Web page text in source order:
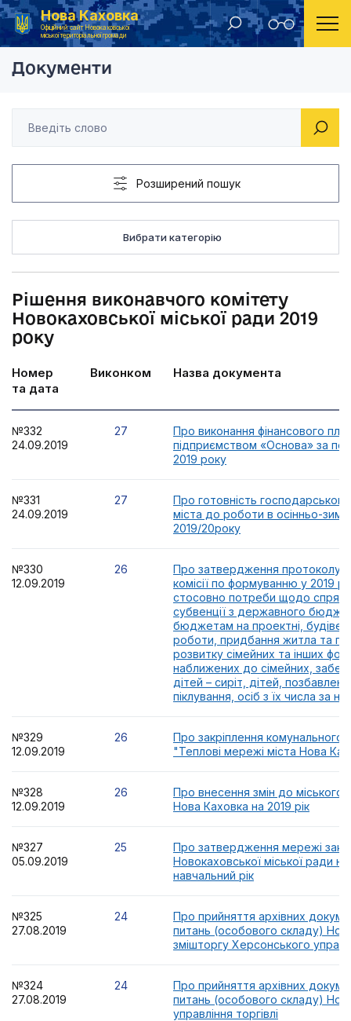
Нова Каховка
Офіційний сайт Новокаховської
міської територіальної громади
Головна Рішення виконавчого комітету Новокаховської
Документи
Розширений пошук
Вибрати категорію
Рішення виконавчого комітету
Новокаховської міської ради 2019
року
Номер
та дата
Виконком Назва документа
№332
24.09.2019
27
Про виконання фінансового
підприємством «Основа» за
2019 року
№331
24.09.2019
27
Про готовність
міста до роботи в осінньо-
2019/20року
№330
12.09.2019
26
Про затвердження протоколу
комісії по формуванню у 2019
стосовно потреби щодо
субвенції з державного
бюджетам на проектні,
роботи, придбання житла та
розвитку сімейних та інших
наближених до сімейних,
дітей – сиріт, дітей,
піклування, осіб з їх числа за
№329
12.09.2019
26
Про закріплення комунального
"Теплові мережі міста Нова
№328
12.09.2019
26
Про внесення змін до
Нова Каховка на 2019 рік
№327
05.09.2019
25
Про затвердження мережі
Новокаховської міської ради
навчальний рік
№325
27.08.2019
24
Про прийняття архівних
питань (особового складу)
змішторгу Херсонського
№324
27.08.2019
24
Про прийняття архівних
питань (особового складу)
управління торгівлі